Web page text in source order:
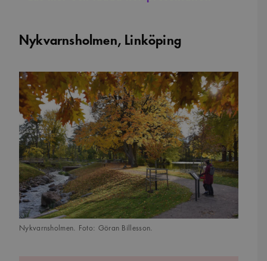
Nykvarnsholmen, Linköping
Nykvarnsholmen. Foto: Göran Billesson.